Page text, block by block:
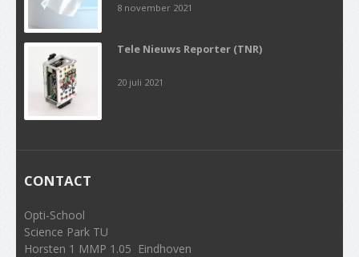
8 november 2021
Tele Nieuws Reporter (TNR)
20 juli 2021
CONTACT
Opti-School
Science Park TU
Horsten 1 MMP 1.05 Eindhoven